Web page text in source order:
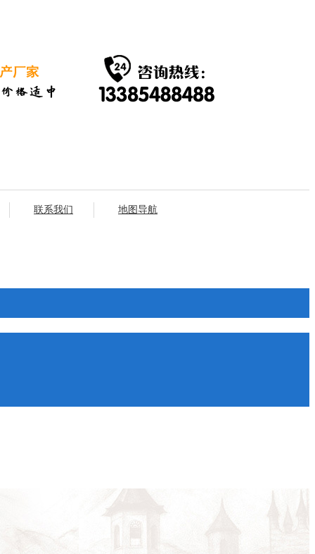
联系我们 地图导航